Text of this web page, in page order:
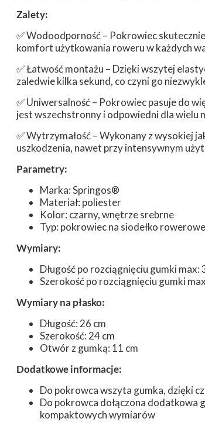
Zalety:
✅ Wodoodporność – Pokrowiec
komfort użytkowania roweru w każdych
✅ Łatwość montażu – Dzięki wszytej
zaledwie kilka sekund, co czyni go
✅ Uniwersalność – Pokrowiec pasuje do
jest wszechstronny i odpowiedni dla wielu
✅ Wytrzymałość – Wykonany z wysokiej
uszkodzenia, nawet przy intensywnym
Parametry:
Marka: Springos®
Materiał: poliester
Kolor: czarny, wnętrze srebrne
Typ: pokrowiec na siodełko rowerowe
Wymiary:
Długość po rozciągnięciu gumki max:
Szerokość po rozciągnięciu gumki
Wymiary na płasko:
Długość: 26 cm
Szerokość: 24 cm
Otwór z gumką: 11 cm
Dodatkowe informacje:
Do pokrowca wszyta gumka, dzięki
Do pokrowca dołączona dodatkowa
kompaktowych wymiarów